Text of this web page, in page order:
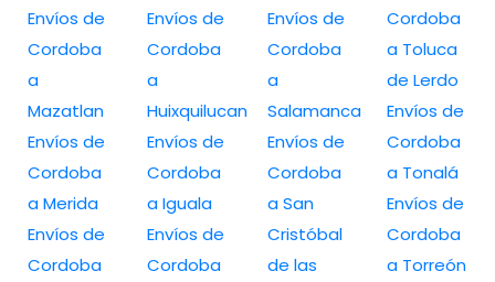
Envíos de
Cordoba
a
Mazatlan
Envíos de
Cordoba
a Merida
Envíos de
Cordoba
Envíos de
Cordoba
a
Huixquilucan
Envíos de
Cordoba
a Iguala
Envíos de
Cordoba
Envíos de
Cordoba
a
Salamanca
Envíos de
Cordoba
a San
Cristóbal
de las
Cordoba
a Toluca
de Lerdo
Envíos de
Cordoba
a Tonalá
Envíos de
Cordoba
a Torreón